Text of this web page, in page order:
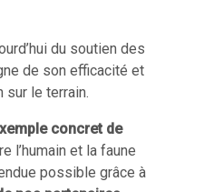
du soutien des
de son efficacité et
sur le terrain.
concret de
l’humain et la faune
possible grâce à